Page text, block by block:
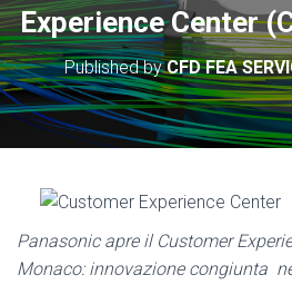
Experience Center
Published byCFD FEA
Panasonic apre il Customer
Monaco: innovazione congiunta